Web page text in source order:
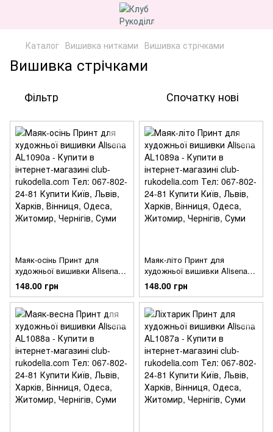
Каталог Вишивка нитками Вишивка стрічками
Вишивка стрічками
Фільтр Спочатку нові
Маяк-осінь Принт для
художньої вишивки Alisena
AL1090а
148.00 грн
Маяк-літо Принт для
художньої вишивки Alisena
AL1089а
148.00 грн